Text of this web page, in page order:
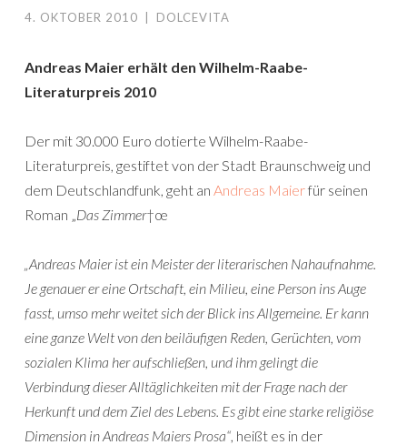
4. OKTOBER 2010 DOLCEVITA
Andreas Maier erhält den Wilhelm-Raabe-
Literaturpreis 2010
Der mit 30.000 Euro dotierte Wilhelm-Raabe-
Literaturpreis, gestiftet von der Stadt Braunschweig und
dem Deutschlandfunk, geht an Andreas Maierfür seinen
Roman „Das Zimmer†œ
„Andreas Maier ist ein Meister der literarischen Nahaufnahme.
Je genauer er eine Ortschaft, ein Milieu, eine Person ins Auge
fasst, umso mehr weitet sich der Blick ins Allgemeine. Er kann
eine ganze Welt von den beiläufigen Reden, Gerüchten, vom
sozialen Klima her aufschließen, und ihm gelingt die
Verbindung dieser Alltäglichkeiten mit der Frage nach der
Herkunft und dem Ziel des Lebens. Es gibt eine starke religiöse
Dimension in Andreas Maiers Prosa“, heißt es in der